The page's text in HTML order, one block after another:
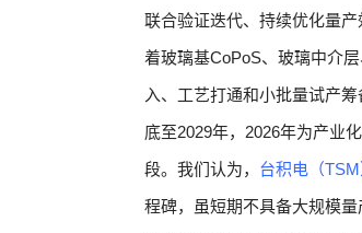
联合验证迭代、持续优化量
着玻璃基CoPoS、玻璃中介
入、工艺打通和小批量试产
底至2029年，2026年为产业
段。我们认为， 台积电（TSM
程碑，虽短期不具备大规模